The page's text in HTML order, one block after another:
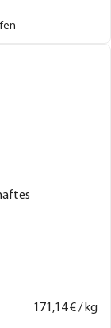
171,14€ / kg